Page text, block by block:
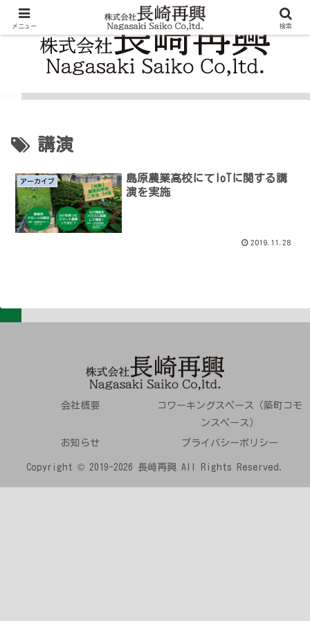
講演
アーカイブ
島原農業高校にてIoTに関する講
演を実施
2019.11.28
会社概要
コワーキングスペース（築町コモ
ンスペース）
お知らせ プライバシーポリシー
Copyright © 2019-2026 長崎再興 All Rights Reserved.
メニュー 検索